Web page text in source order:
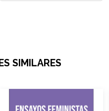
SIMILARES